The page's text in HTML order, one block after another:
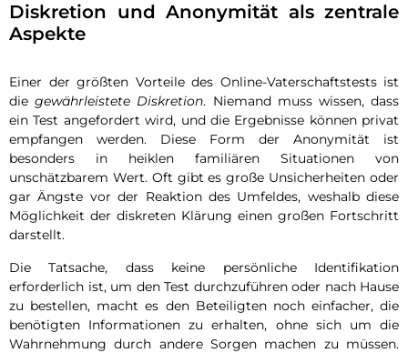
Diskretion und Anonymität als zentrale
Aspekte
Einer der größten Vorteile des Online-Vaterschaftstests ist
diegewährleistete Diskretion. Niemand muss wissen, dass
ein Test angefordert wird, und die Ergebnisse können privat
empfangen werden. Diese Form der Anonymität ist
besonders in heiklen familiären Situationen von
unschätzbarem Wert. Oft gibt es große Unsicherheiten oder
gar Ängste vor der Reaktion des Umfeldes, weshalb diese
Möglichkeit der diskreten Klärung einen großen Fortschritt
darstellt.
Die Tatsache, dass keine persönliche Identifikation
erforderlich ist, um den Test durchzuführen oder nach Hause
zu bestellen, macht es den Beteiligten noch einfacher, die
benötigten Informationen zu erhalten, ohne sich um die
Wahrnehmung durch andere Sorgen machen zu müssen.